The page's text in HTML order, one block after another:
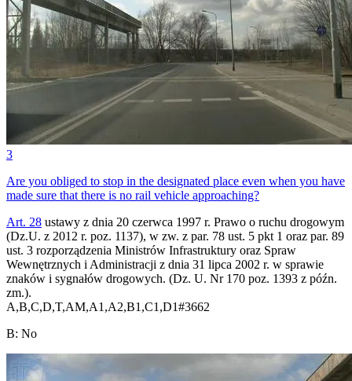
3
Are you obliged to stop in the designated place even when you have
made sure that there is no rail vehicle approaching?
Art. 28 ustawy z dnia 20 czerwca 1997 r. Prawo o ruchu drogowym
(Dz.U. z 2012 r. poz. 1137), w zw. z par. 78 ust. 5 pkt 1 oraz par. 89
ust. 3 rozporządzenia Ministrów Infrastruktury oraz Spraw
Wewnętrznych i Administracji z dnia 31 lipca 2002 r. w sprawie
znaków i sygnałów drogowych. (Dz. U. Nr 170 poz. 1393 z późn.
zm.).
A,B,C,D,T,AM,A1,A2,B1,C1,D1#3662
B: No